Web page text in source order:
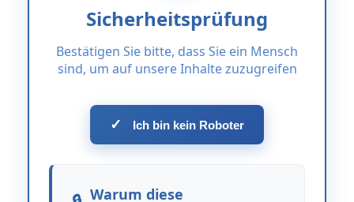
Sicherheitsprüfung
Bestätigen Sie bitte, dass Sie ein Mensch
sind, um auf unsere Inhalte zuzugreifen
✓ Ich bin kein Roboter
Warum diese